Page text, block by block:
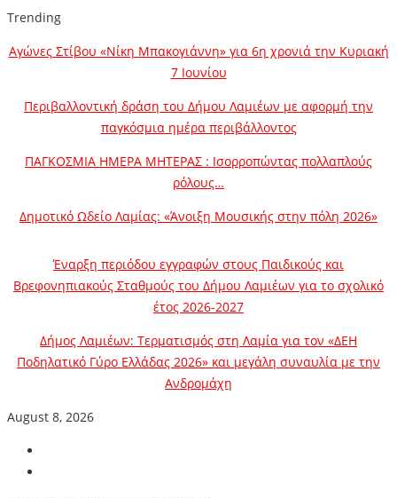
Trending
Αγώνες Στίβου «Νίκη Μπακογιάννη» για 6η χρονιά την Κυριακή
7 Ιουνίου
Περιβαλλοντική δράση του Δήμου Λαμιέων με αφορμή την
παγκόσμια ημέρα περιβάλλοντος
ΠΑΓΚΟΣΜΙΑ ΗΜΕΡΑ ΜΗΤΕΡΑΣ : Ισορροπώντας πολλαπλούς
ρόλους…
Δημοτικό Ωδείο Λαμίας: «Άνοιξη Μουσικής στην πόλη 2026»
Έναρξη περιόδου εγγραφών στους Παιδικούς και
Βρεφονηπιακούς Σταθμούς του Δήμου Λαμιέων για το σχολικό
έτος 2026-2027
Δήμος Λαμιέων: Τερματισμός στη Λαμία για τον «ΔΕΗ
Ποδηλατικό Γύρο Ελλάδας 2026» και μεγάλη συναυλία με την
Ανδρομάχη
August 8, 2026